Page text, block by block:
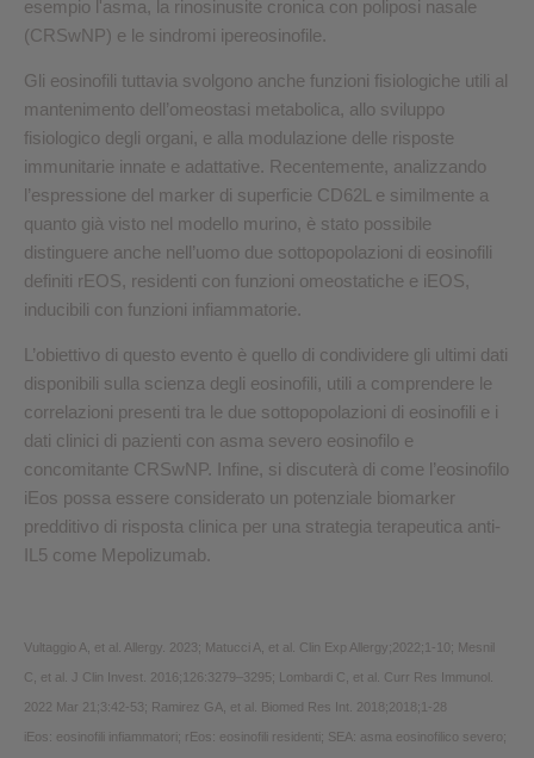
esempio l'asma, la rinosinusite cronica con poliposi nasale
(CRSwNP) e le sindromi ipereosinofile.
Gli eosinofili tuttavia svolgono anche funzioni fisiologiche utili al
mantenimento dell’omeostasi metabolica, allo sviluppo
fisiologico degli organi, e alla modulazione delle risposte
immunitarie innate e adattative. Recentemente, analizzando
l’espressione del marker di superficie CD62L e similmente a
quanto già visto nel modello murino, è stato possibile
distinguere anche nell’uomo due sottopopolazioni di eosinofili
definiti rEOS, residenti con funzioni omeostatiche e iEOS,
inducibili con funzioni infiammatorie.
L’obiettivo di questo evento è quello di condividere gli ultimi dati
disponibili sulla scienza degli eosinofili, utili a comprendere le
correlazioni presenti tra le due sottopopolazioni di eosinofili e i
dati clinici di pazienti con asma severo eosinofilo e
concomitante CRSwNP. Infine, si discuterà di come l’eosinofilo
iEos possa essere considerato un potenziale biomarker
predditivo di risposta clinica per una strategia terapeutica anti-
IL5 come Mepolizumab.
Vultaggio A, et al. Allergy. 2023; Matucci A, et al. Clin Exp Allergy;2022;1-10; Mesnil
C, et al. J Clin Invest. 2016;126:3279–3295; Lombardi C, et al. Curr Res Immunol.
2022 Mar 21;3:42-53; Ramirez GA, et al. Biomed Res Int. 2018;2018;1-28
iEos: eosinofili infiammatori; rEos: eosinofili residenti; SEA: asma eosinofilico severo;